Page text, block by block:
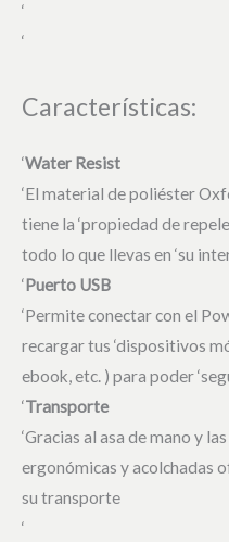
‘
‘
Características:
‘Water Resist
‘El material de poliéster
tiene la ‘propiedad de
todo lo que llevas en ‘su
‘Puerto USB
‘Permite conectar con el
recargar tus ‘dispositivos
ebook, etc. ) para poder
‘Transporte
‘Gracias al asa de mano y
ergonómicas y acolchadas
su transporte
‘